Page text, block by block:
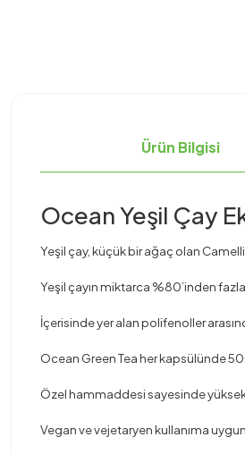
Ürün Bilgisi
Ocean Yeşil Çay
Yeşil çay, küçük bir ağaç olan
Yeşil çayın miktarca %80’inden
İçerisinde yer alan polifenoller
Ocean Green Tea her kapsülünde
Özel hammaddesi sayesinde
Vegan ve vejetaryen kullanıma